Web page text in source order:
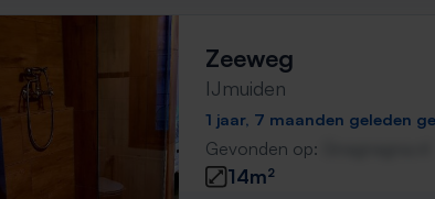
Zeeweg
IJmuiden
1 jaar, 7 maanden geleden
Gevonden op:
14m²